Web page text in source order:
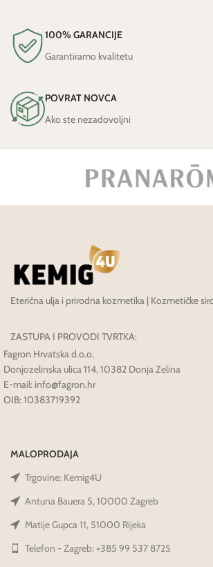
100% GARANCIJE
Garantiramo kvalitetu
POVRAT NOVCA
Ako ste nezadovoljni
Eterična ulja i prirodna kozmetika | Kozmetičke
ZASTUPA I PROVODI TVRTKA:
Fagron Hrvatska d.o.o.
Donjozelinska ulica 114, 10382 Donja Zelina
E-mail: info@fagron.hr
OIB: 10383719392
MALOPRODAJA
Trgovine: Kemig4U
Antuna Bauera 5, 10000 Zagreb
Matije Gupca 11, 51000 Rijeka
Telefon - Zagreb: +385 99 537 8725